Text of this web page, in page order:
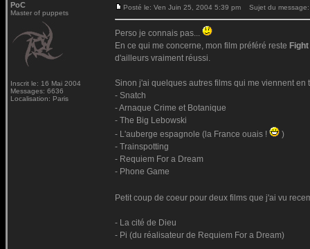
PoC
Master of puppets
Inscrit le: 16 Mai 2004
Messages: 6636
Localisation: Paris
Posté le: Ven Juin 25, 2004 5:39 pm Sujet du message:
Perso je connais pas...
En ce qui me concerne, mon film préféré reste
d'ailleurs vraiment réussi.
Sinon j'ai quelques autres films qui me viennent en
- Snatch
- Arnaque Crime et Botanique
- The Big Lebowski
- L'auberge espagnole (la France ouais !
)
- Trainspotting
- Requiem For a Dream
- Phone Game
Petit coup de coeur pour deux films que j'ai vu
- La cité de Dieu
- Pi (du réalisateur de Requiem For a Dream)